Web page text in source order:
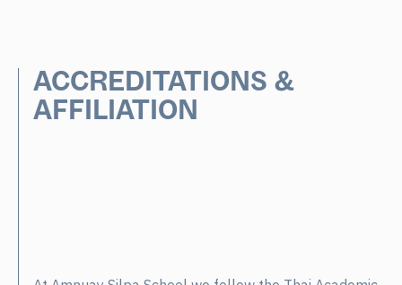
ACCREDITATIONS &
AFFILIATION